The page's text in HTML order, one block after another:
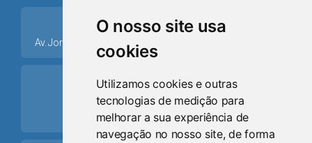
O nosso site usa
cookies
Utilizamos cookies e outras
tecnologias de medição para
melhorar a sua experiência de
navegação no nosso site, de forma
place
Av. Jorge Dariva, 1211, Centro CEP: 95520.000 - Osório/RS
ring_volume
Telefone
(51) 9 8024-0884